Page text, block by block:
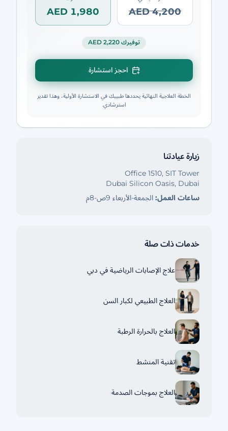
AED 4,200
AED 1,980
توفيرك AED 2,220
احجز استشارة
الخطة العلاجية النهائية يحددها طبيبك في الاستشارة الأولية، وهذا تقدير
استرشادي.
زيارة عيادتنا
Office 1510, SIT Tower
Dubai Silicon Oasis, Dubai
ساعات العمل:الجمعة-الأربعاء 9ص-8م
خدمات ذات صلة
علاج الإصابات الرياضية في دبي
العلاج الطبيعي لكبار السن
العلاج بالحرارة الرطبة
تقنية المنشط
العلاج بموجات الصدمة